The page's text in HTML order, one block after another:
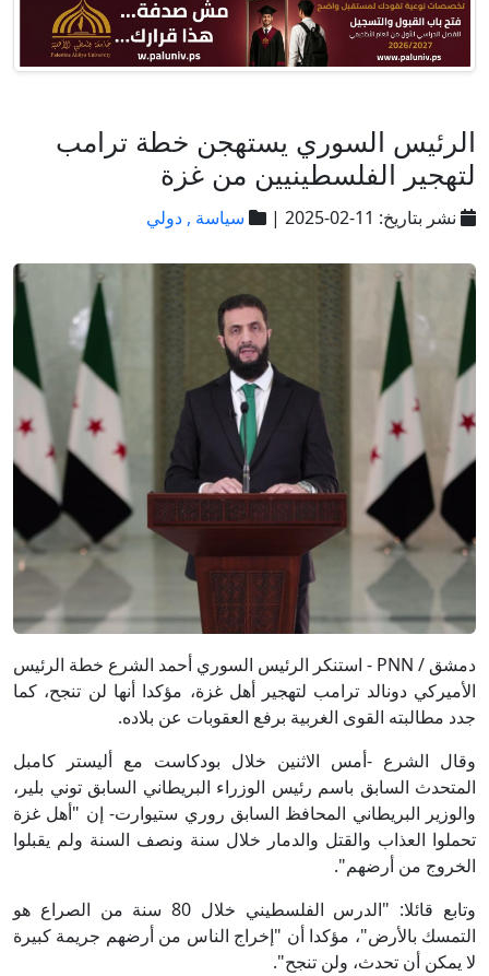
الرئيس السوري يستهجن خطة ترامب
لتهجير الفلسطينيين من غزة
نشر بتاريخ: 11-02-2025 | سياسة , دولي
دمشق / PNN - استنكر الرئيس السوري أحمد الشرع خطة الرئيس
الأميركي دونالد ترامب لتهجير أهل غزة، مؤكدا أنها لن تنجح، كما
جدد مطالبته القوى الغربية برفع العقوبات عن بلاده.
وقال الشرع -أمس الاثنين خلال بودكاست مع أليستر كامبل
المتحدث السابق باسم رئيس الوزراء البريطاني السابق توني بلير،
والوزير البريطاني المحافظ السابق روري ستيوارت- إن "أهل غزة
تحملوا العذاب والقتل والدمار خلال سنة ونصف السنة ولم يقبلوا
الخروج من أرضهم".
وتابع قائلا: "الدرس الفلسطيني خلال 80 سنة من الصراع هو
التمسك بالأرض"، مؤكدا أن "إخراج الناس من أرضهم جريمة كبيرة
لا يمكن أن تحدث، ولن تنجح".